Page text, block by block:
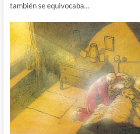
también se equivocaba…